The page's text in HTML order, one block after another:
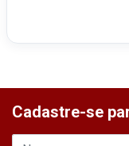
Cadastre-se